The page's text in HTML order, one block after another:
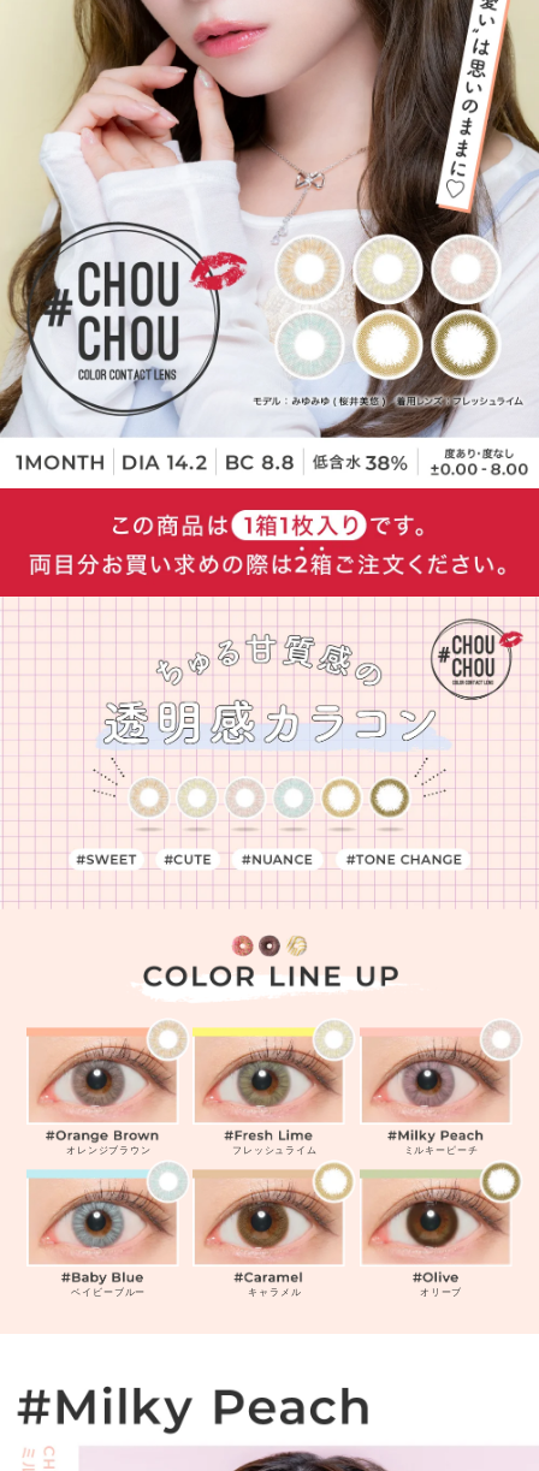
オレンジブラウン フレッシュライム ミルキーピーチ
ベイビーブルー キャラメル オリーブ